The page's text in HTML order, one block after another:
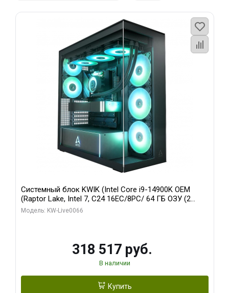
Системный блок KWIK (Intel Core i9-14900K OEM
(Raptor Lake, Intel 7, C24 16EC/8PC/ 64 ГБ ОЗУ (2
модуля)/ Gigabyte RTX5080 XTREME WATERFORCE
Модель: KW-Live0066
318 517 руб.
В наличии
Купить